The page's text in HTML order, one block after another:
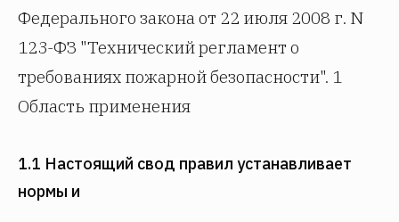
Федерального закона от 22 июля 2008 г. N
123-ФЗ "Технический регламент о
требованиях пожарной безопасности". 1
Область применения
1.1 Настоящий свод правил устанавливает
нормы и